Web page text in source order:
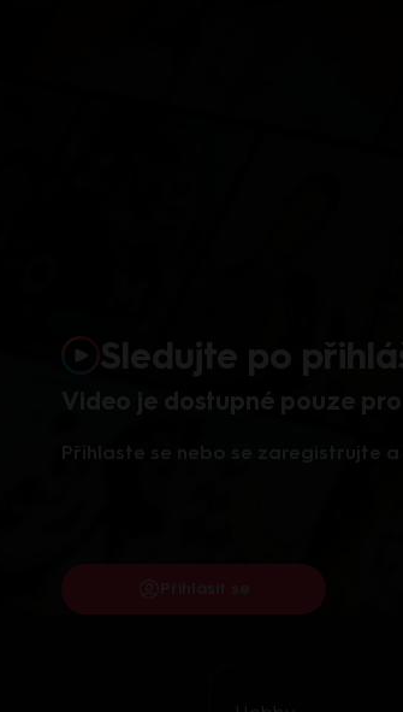
Video je dostupné pouze
Sledujte po
Přihlaste se nebo se zaregistrujte